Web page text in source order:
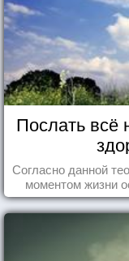
Послать всё
Согласно данной
моментом жизни
попробуем